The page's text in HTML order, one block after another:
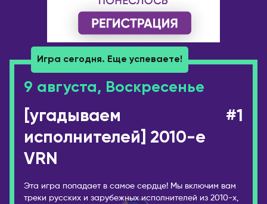
Владимир
Волгоград
Волгодонск
Вологда
Воркута
Воронеж
Екатеринбург
ВЕНГРИЯ
Будапешт
ВЬЕТНАМ
Дананг
Дюссельдорф/Кёльн
Афины
Игра сегодня. Еще успеваете!
9 августа, Воскресенье
[угадываем
исполнителей] 2010-е
VRN
#1
Эта игра попадает в самое сердце! Мы включим вам
треки русских и зарубежных исполнителей из 2010-х,